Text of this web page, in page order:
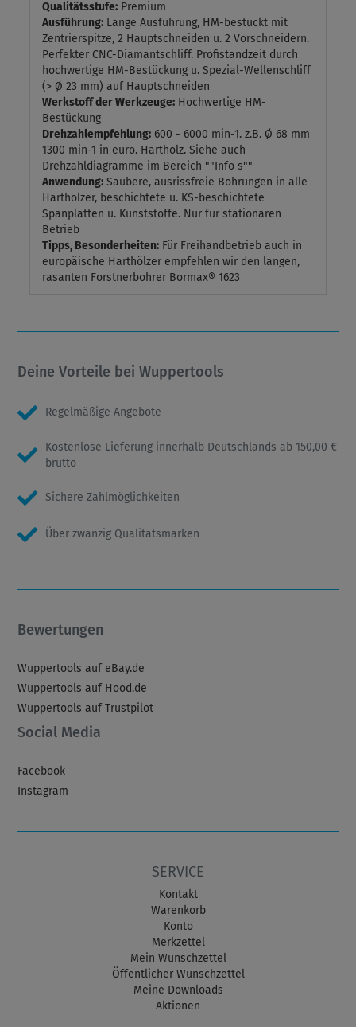
Qualitätsstufe: Premium
Ausführung: Lange Ausführung, HM-bestückt mit
Zentrierspitze, 2 Hauptschneiden u. 2 Vorschneidern.
Perfekter CNC-Diamantschliff. Profistandzeit durch
hochwertige HM-Bestückung u. Spezial-Wellenschliff
(> Ø 23 mm) auf Hauptschneiden
Werkstoff der Werkzeuge: Hochwertige HM-
Bestückung
Drehzahlempfehlung: 600 - 6000 min-1. z.B. Ø 68 mm
1300 min-1 in euro. Hartholz. Siehe auch
Drehzahldiagramme im Bereich ""Info s""
Anwendung: Saubere, ausrissfreie Bohrungen in alle
Harthölzer, beschichtete u. KS-beschichtete
Spanplatten u. Kunststoffe. Nur für stationären
Betrieb
Tipps, Besonderheiten: Für Freihandbetrieb auch in
europäische Harthölzer empfehlen wir den langen,
rasanten Forstnerbohrer Bormax® 1623
Deine Vorteile bei Wuppertools
Regelmäßige Angebote
Kostenlose Lieferung innerhalb Deutschlands ab 150,00 €
brutto
Sichere Zahlmöglichkeiten
Über zwanzig Qualitätsmarken
Bewertungen
Wuppertools auf eBay.de
Wuppertools auf Hood.de
Wuppertools auf Trustpilot
Social Media
Facebook
Instagram
SERVICE
Kontakt
Warenkorb
Konto
Merkzettel
Mein Wunschzettel
Öffentlicher Wunschzettel
Meine Downloads
Aktionen